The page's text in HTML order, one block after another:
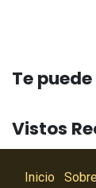
Te
Vistos
Inicio